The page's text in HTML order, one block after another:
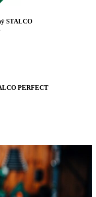
STALCO
PERFECT